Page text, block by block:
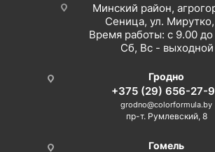
Минский район,
Сеница, ул.
Время работы: с 9.00 до
Сб, Вс - выходной
Гродно
+375 (29) 656-27-
grodno@colorformula.by
пр-т. Румлевский, 8
Гомель